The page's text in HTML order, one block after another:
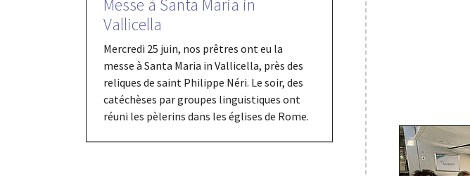
Messe à Santa Maria in
Vallicella
Mercredi 25 juin, nos prêtres ont eu la
messe à Santa Maria in Vallicella, près des
reliques de saint Philippe Néri. Le soir, des
catéchèses par groupes linguistiques ont
réuni les pèlerins dans les églises de Rome.